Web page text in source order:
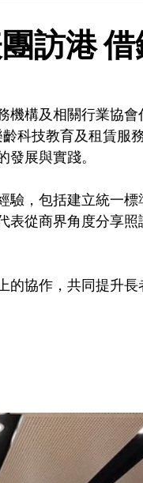
訪港
構及相關行業協會
科技教育及租賃服
展與實踐。
驗，包括建立統一標
表從商界角度分享照
的協作，共同提升長